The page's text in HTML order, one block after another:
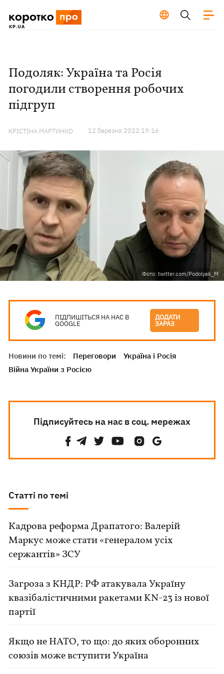
Подоляк: Україна та Росія
погодили створення робочих
підгруп
КРІСТІНА МАРТИНКО 12 березня 2022 19:16
Фото: twitter.com/Podolyak_M
ПІДПИШІТЬСЯ НА НАС В
GOOGLE
ДОДАТИ
ЗАРАЗ
Новини по темі: Переговори
Україна і Росія
Війна України з Росією
Підписуйтесь на нас в соц. мережах
Статті по темі
Кадрова реформа Драпатого: Валерій
Маркус може стати «генералом усіх
сержантів» ЗСУ
Загроза з КНДР: РФ атакувала Україну
квазібалістичними ракетами KN-23 із нової
партії
Якщо не НАТО, то що: до яких оборонних
союзів може вступити Україна